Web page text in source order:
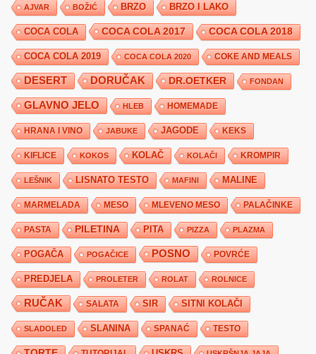
AJVAR BOŽIĆ BRZO BRZO I LAKO
COCA COLA COCA COLA 2017 COCA COLA 2018
COCA COLA 2019 COCA COLA 2020 COKE AND MEALS
DESERT DORUČAK DR.OETKER FONDAN
GLAVNO JELO HLEB HOMEMADE
HRANA I VINO JABUKE JAGODE KEKS
KIFLICE KOKOS KOLAČ KOLAČI KROMPIR
LEŠNIK LISNATO TESTO MAFINI MALINE
MARMELADA MESO MLEVENO MESO PALAČINKE
PASTA PILETINA PITA PIZZA PLAZMA
POGAČA POGAČICE POSNO POVRĆE
PREDJELA PROLETER ROLAT ROLNICE
RUČAK SALATA SIR SITNI KOLAČI
SLADOLED SLANINA SPANAĆ TESTO